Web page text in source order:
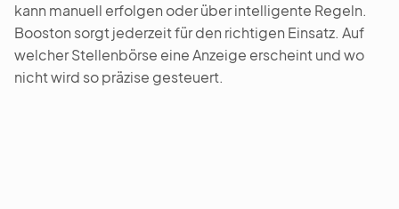
kann manuell erfolgen oder über intelligente Regeln.
Booston sorgt jederzeit für den richtigen Einsatz. Auf
welcher Stellenbörse eine Anzeige erscheint und wo
nicht wird so präzise gesteuert.